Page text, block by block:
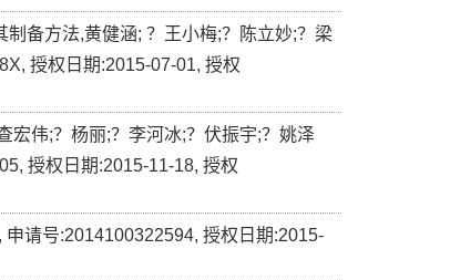
备方法,黄健涵; ？王小梅;？陈立妙;？梁
授权日期:2015-07-01, 授权
宏伟;？杨丽;？李河冰;？伏振宇;？姚泽
授权日期:2015-11-18, 授权
请号:2014100322594, 授权日期:2015-